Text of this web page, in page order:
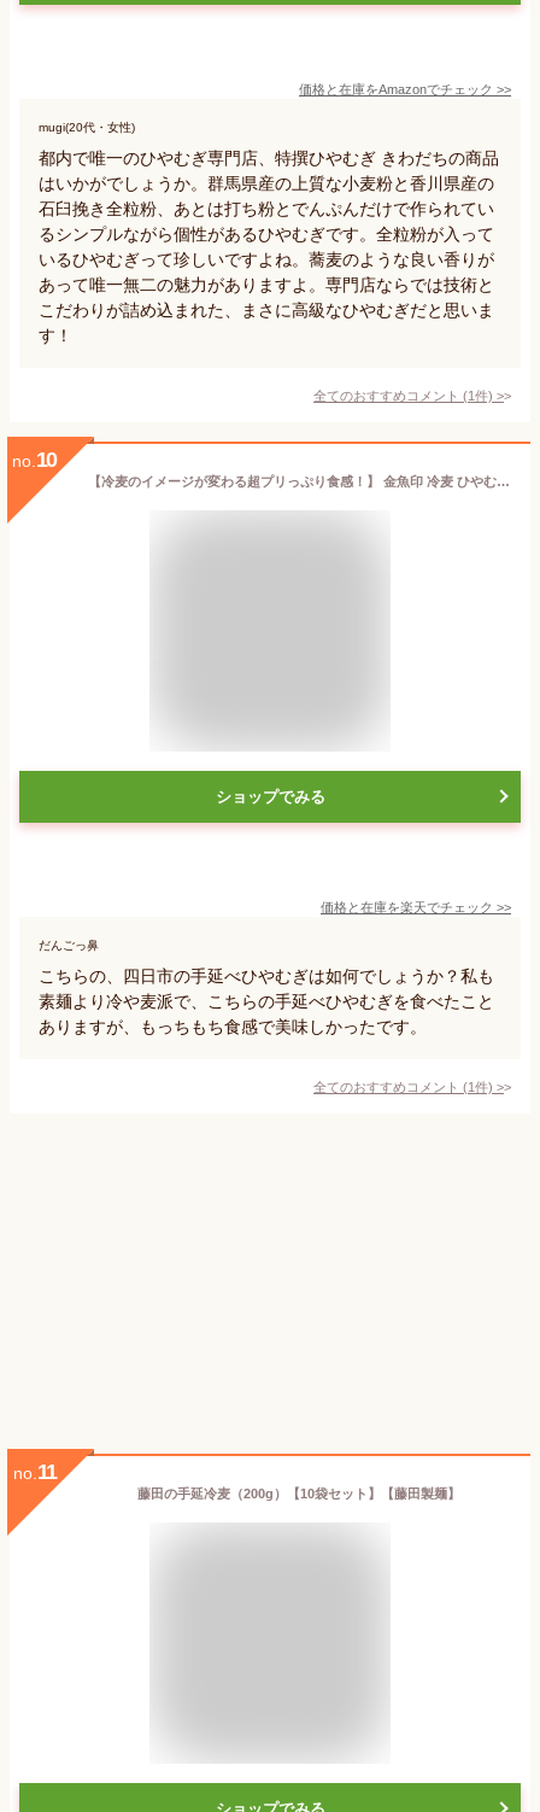
価格と在庫をAmazonでチェック >>
mugi(20代・女性)
都内で唯一のひやむぎ専門店、特撰ひやむぎ きわだちの商品
はいかがでしょうか。群馬県産の上質な小麦粉と香川県産の
石臼挽き全粒粉、あとは打ち粉とでんぷんだけで作られてい
るシンプルながら個性があるひやむぎです。全粒粉が入って
いるひやむぎって珍しいですよね。蕎麦のような良い香りが
あって唯一無二の魅力がありますよ。専門店ならでは技術と
こだわりが詰め込まれた、まさに高級なひやむぎだと思いま
す！
全てのおすすめコメント (1件) >
no. 10
【冷麦のイメージが変わる超プリっぷり食感！】 金魚印 冷麦 ひやむぎ 手延べ麺 お徳用 正規品2キロ箱入 渡辺製麺所 四日市 大矢知
ショップでみる
価格と在庫を楽天でチェック >>
だんごっ鼻
こちらの、四日市の手延べひやむぎは如何でしょうか？私も
素麺より冷や麦派で、こちらの手延べひやむぎを食べたこと
ありますが、もっちもち食感で美味しかったです。
全てのおすすめコメント (1件) >
no. 11
藤田の手延冷麦（200g）【10袋セット】【藤田製麺】